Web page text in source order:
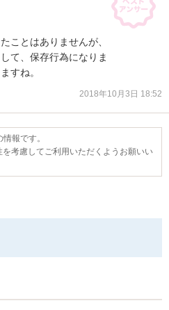
ことはありませんが、
て、保存行為になりま
すね。
2018年10月3日 18:52
報です。
考慮してご利用いただくようお願いい